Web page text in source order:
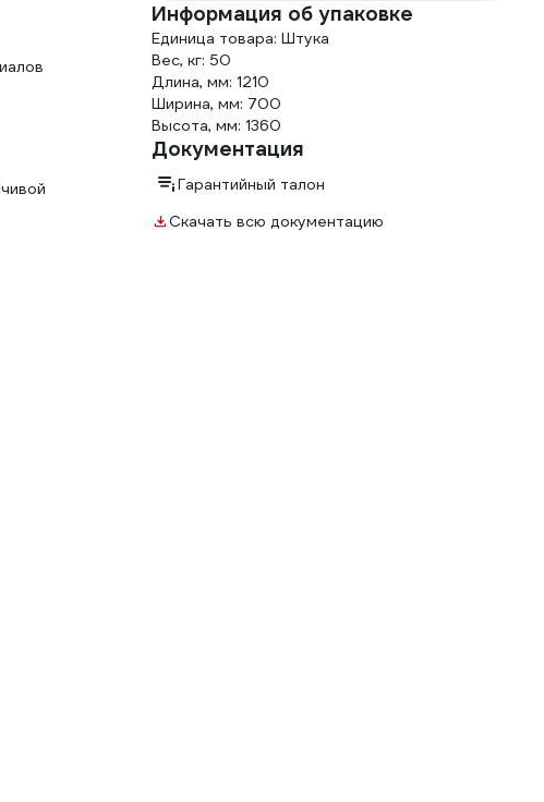
Информация об упаковке
Единица товара: Штука
Вес, кг: 50
Длина, мм: 1210
Ширина, мм: 700
Высота, мм: 1360
Документация
Гарантийный талон
Скачать всю документацию